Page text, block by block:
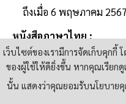
ถึงเมื่อ 6 พฤษภาคม
หนังสือภาษาไทย :
ชาญวิทย์ เกษตรศิริ, ประ
พิมพ์ครั้งที่ 3, (กรุงเทพฯ:
เว็บไซต์ของเรามีการจัดเก็บคุก
ของผู้ใช้ให้ดียิ่งขึ้น หากคุณเรียก
นั้น แสดงว่าคุณยอมรับนโยบายคุ